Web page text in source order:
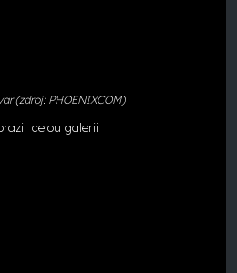
(zdroj: PHOENIXCOM)
celou galerii